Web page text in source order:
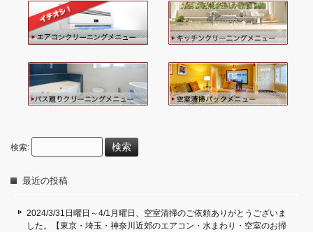
検索:
最近の投稿
2024/3/31日曜日～4/1月曜日、空室清掃のご依頼ありがとうございま
した。【東京・埼玉・神奈川近郊のエアコン・水まわり・空室のお掃